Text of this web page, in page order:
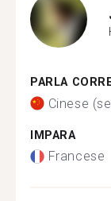
PARLA
Cinese
IMPARA
Francese